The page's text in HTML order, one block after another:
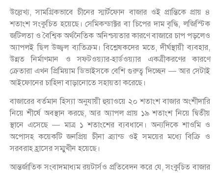
উল্লেখ্য, সামগ্রিকভাবে চীনের স্মার্টফোন বাজার ওই প্রান্তিকে প্রায় ৪
শতাংশ সংকুচিত হয়েছে। সেমিকন্ডাক্টর বা চিপের দাম বৃদ্ধি, লজিস্টিক
জটিলতা ও বৈশ্বিক অর্থনৈতিক অনিশ্চয়তার কারণে বাজারে চাপ পড়লেও
অ্যাপলই ছিল উজ্জ্বল ব্যতিক্রম। বিশ্লেষকদের মতে, দীর্ঘস্থায়ী ব্যবহার,
উন্নত নির্মাণমান ও সফটওয়্যার-হার্ডওয়্যার একত্রীকরণের কারণে
ক্রেতারা এখন প্রিমিয়াম ডিভাইসকে বেশি গুরুত্ব দিচ্ছেন — আর সেটাই
আইফোনের চাহিদা বাড়ানোতে সহায়তা করেছে।
বাজারের বর্তমান হিস্যা অনুযায়ী হুয়াওয়ে ২০ শতাংশ বাজার অংশীদারি
নিয়ে শীর্ষে অবস্থান করছে, আর অ্যাপল প্রায় ১৯ শতাংশ নিয়ে দ্বিতীয়
স্থানে এসেছে — মাত্র ১ শতাংশের ব্যবধানে। অন্যদিকে শাওমি ও
অপোসহ কয়েকটি জনপ্রিয় চীনা ব্র্যান্ড ওই সময়ের মধ্যে বিক্রি ও
সরবরাহ হ্রাসের সম্মুখীন হয়েছে।
আন্তর্জাতিক সংবাদমাধ্যম রয়টার্সও প্রতিবেদন করে যে, সংকুচিত বাজার